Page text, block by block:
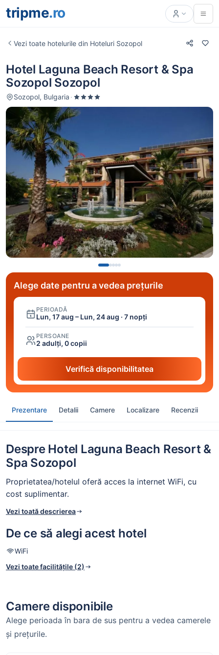
tripme.ro
Alege date pentru a vedea prețurile
PERIOADĂ
Lun, 17 aug – Lun, 24 aug · 7 nopți
PERSOANE
2 adulți, 0 copii
Verifică disponibilitatea
Vezi toate hotelurile din Hoteluri Sozopol
Prezentare Detalii Camere Localizare Recenzii
Hotel Laguna Beach Resort & Spa
Sozopol Sozopol
Sozopol, Bulgaria ·
Despre Hotel Laguna Beach Resort &
Spa Sozopol
Proprietatea/hotelul oferă acces la internet WiFi, cu
cost suplimentar.
Vezi toată descrierea
De ce să alegi acest hotel
WiFi
Vezi toate facilitățile (2)
Camere disponibile
Alege perioada în bara de sus pentru a vedea camerele
și prețurile.